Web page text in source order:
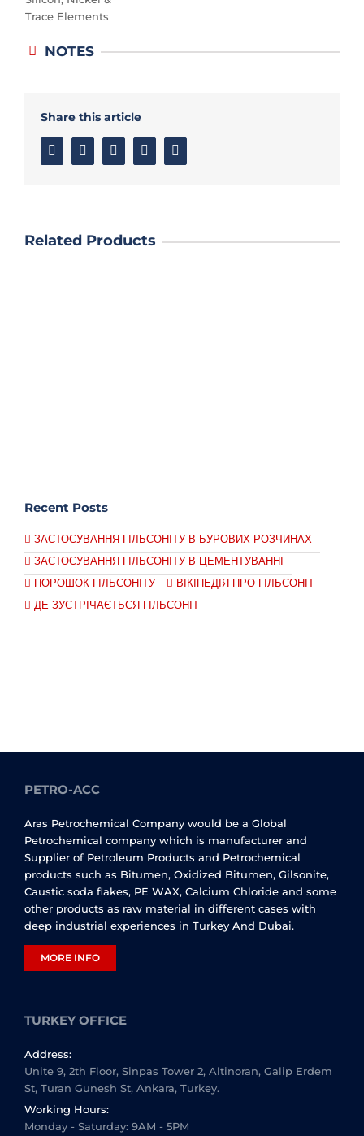
Trace Elements
NOTES
Share this article
FacebookTwitter LinkedinGoogle+
Related Products
Recent Posts
ЗАСТОСУВАННЯ ГІЛЬСОНІТУ В БУРОВИХ РОЗЧИНАХ
ЗАСТОСУВАННЯ ГІЛЬСОНІТУ В ЦЕМЕНТУВАННІ
ПОРОШОК ГІЛЬСОНІТУ
ВІКІПЕДІЯ ПРО ГІЛЬСОНІТ
ДЕ ЗУСТРІЧАЄТЬСЯ ГІЛЬСОНІТ
PETRO-ACC
Aras Petrochemical Company would be a Global
Petrochemical company which is manufacturer and
Supplier of Petroleum Products and Petrochemical
products such as Bitumen, Oxidized Bitumen, Gilsonite,
Caustic soda flakes, PE WAX, Calcium Chloride and some
other products as raw material in different cases with
deep industrial experiences in Turkey And Dubai.
MORE INFO
TURKEY OFFICE
Address:
Unite 9, 2th Floor, Sinpas Tower 2, Altinoran, Galip Erdem
St, Turan Gunesh St, Ankara, Turkey.
Working Hours:
Monday - Saturday: 9AM - 5PM